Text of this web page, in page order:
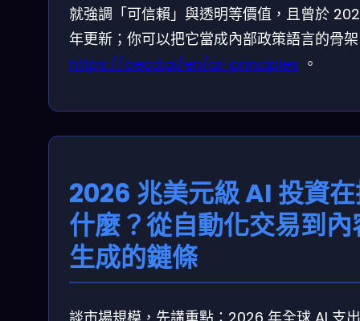
就強調「可信賴」與透明等價值，且曾於
年更新；你可以把它當成內部政策語言的骨
https://oecd.ai/en/ai-principles 。
2026 兆美元級 AI 投資
什麼？從自動化交易到內
生成的鏈條